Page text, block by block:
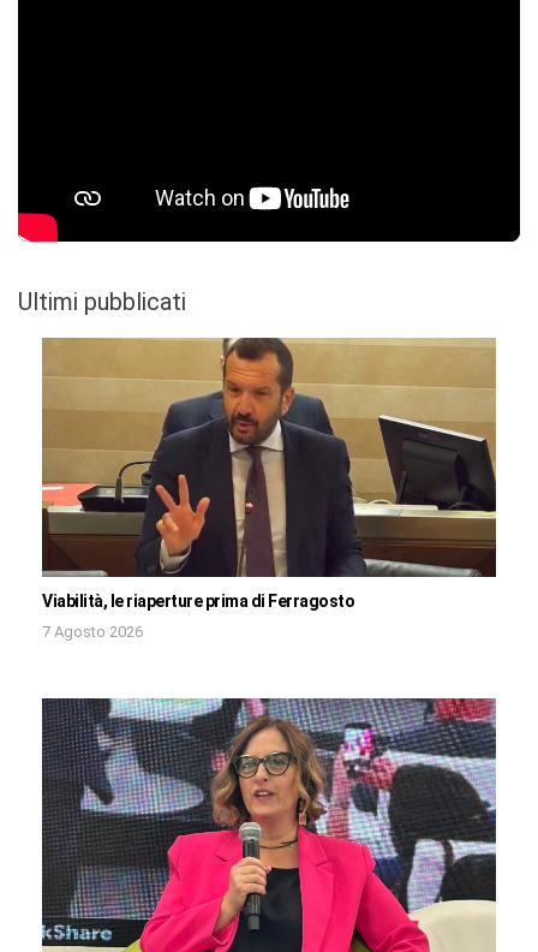
Ultimi pubblicati
Viabilità, le riaperture prima di Ferragosto
7 Agosto 2026